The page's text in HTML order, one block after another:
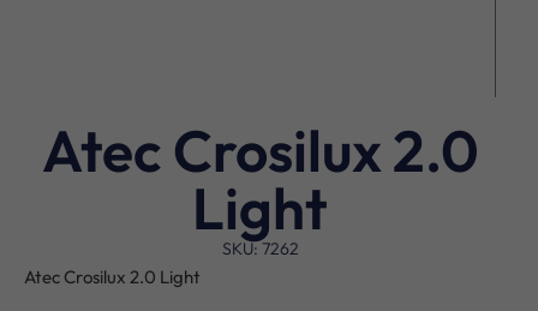
Atec Crosilux 2.0
Light
SKU: 7262
Atec Crosilux 2.0 Light